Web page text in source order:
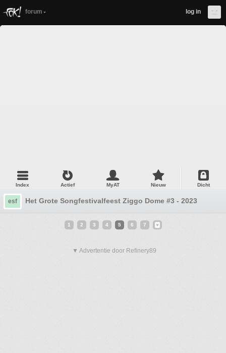
forum log in
Index Actief MyAT Nieuw Dicht
esf Het Grote Songfestivalfeest Ziggo Dome #3 - 2023
1 2 3 4 5 6 7
▼ Advertentie door Refinery89